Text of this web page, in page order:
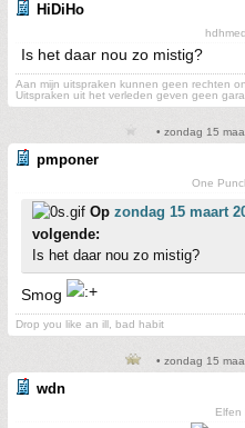
HiDiHo
Is het daar nou zo mistig?
Aan mijn uitspraken kunnen geen rechten
Uitspraken uit het verleden geven geen
• zondag 15
pmponer
One
Op zondag 15 maart
volgende:
Is het daar nou zo mistig?
Smog
Drop you like an ill, bad habit
• zondag 15
wdn
Elfen